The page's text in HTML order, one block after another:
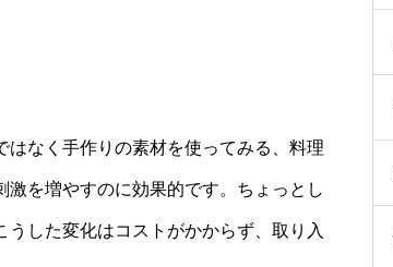
なく手作りの素材を使ってみる、料理
を増やすのに効果的です。ちょっとし
した変化はコストがかからず、取り入